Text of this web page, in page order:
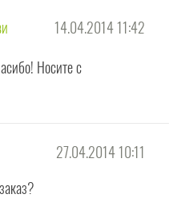
свій вибір.
людей! Тому
- не місце на нашому сайті
14.04.2014 11:42
Носите с
27.04.2014 10:11